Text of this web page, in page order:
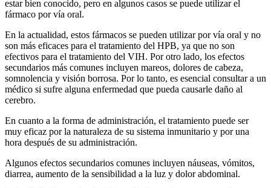
estar bien conocido, pero en algunos casos se puede utilizar el
fármaco por vía oral.
En la actualidad, estos fármacos se pueden utilizar por vía oral y no
son más eficaces para el tratamiento del HPB, ya que no son
efectivos para el tratamiento del VIH. Por otro lado, los efectos
secundarios más comunes incluyen mareos, dolores de cabeza,
somnolencia y visión borrosa. Por lo tanto, es esencial consultar a un
médico si sufre alguna enfermedad que pueda causarle daño al
cerebro.
En cuanto a la forma de administración, el tratamiento puede ser
muy eficaz por la naturaleza de su sistema inmunitario y por una
hora después de su administración.
Algunos efectos secundarios comunes incluyen náuseas, vómitos,
diarrea, aumento de la sensibilidad a la luz y dolor abdominal.